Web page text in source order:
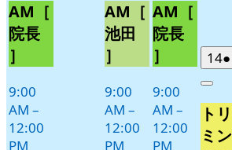
月
10
日
イ
ト)
AM［
院長
］
9:00
AM –
12:00
PM
月
12
日
イ
ベ
ト)
AM［
池田
］
9:00
AM –
12:00
PM
月
13
日
イ
ン
ト)
AM［
院長
］
9:00
AM –
12:00
PM
14
月
14
●
Close
トリ
ミン